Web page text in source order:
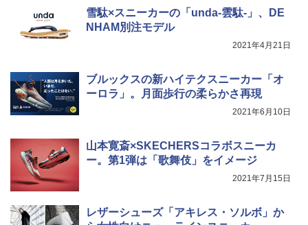
￥1,540
￥9,990
[キャンパーズコレクション 山善] 傘みたいに
ラックコーティング フルクローズ メッシュ 3
人用 簡単設置 ポップアップテント PATC-15
0B エクルベージュ
￥3,680
ポインターライト 強力 小型 緑色/赤色/青紫色
可能 安全ロック付き 高安全性 金属製耐久 コ
ンパクト多機能設計 持ち運び便利 アウトド
ア/オフィス/教育現場/展示会用 緑
雪駄×スニーカーの「unda-雲駄-」、DE
NHAM別注モデル
2021年4月21日
ブルックスの新ハイテクスニーカー「オ
ーロラ」。月面歩行の柔らかさ再現
2021年6月10日
山本寛斎×SKECHERSコラボスニーカ
ー。第1弾は「歌舞伎」をイメージ
2021年7月15日
レザーシューズ「アキレス・ソルボ」か